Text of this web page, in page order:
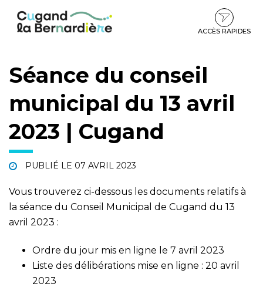
contenu
pied
ACCÈS RAPIDES
Séance du conseil
municipal du 13 avril
2023 | Cugand
PUBLIÉ LE 07 AVRIL 2023
Vous trouverez ci-dessous les documents relatifs à
la séance du Conseil Municipal de Cugand du 13
avril 2023 :
Ordre du jour mis en ligne le 7 avril 2023
Liste des délibérations mise en ligne : 20 avril
2023